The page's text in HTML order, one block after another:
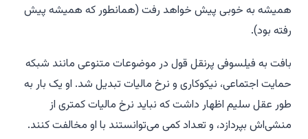
همیشه به خوبی پیش خواهد رفت (همانطور که همیشه پیش
رفته بود).
بافت به فیلسوفی پرنقل قول در موضوعات متنوعی مانند شبکه
حمایت اجتماعی، نیکوکاری و نرخ مالیات تبدیل شد. او یک بار به
طور عقل سلیم اظهار داشت که نباید نرخ مالیات کمتری از
منشی‌اش بپردازد، و تعداد کمی می‌توانستند با او مخالفت کنند.